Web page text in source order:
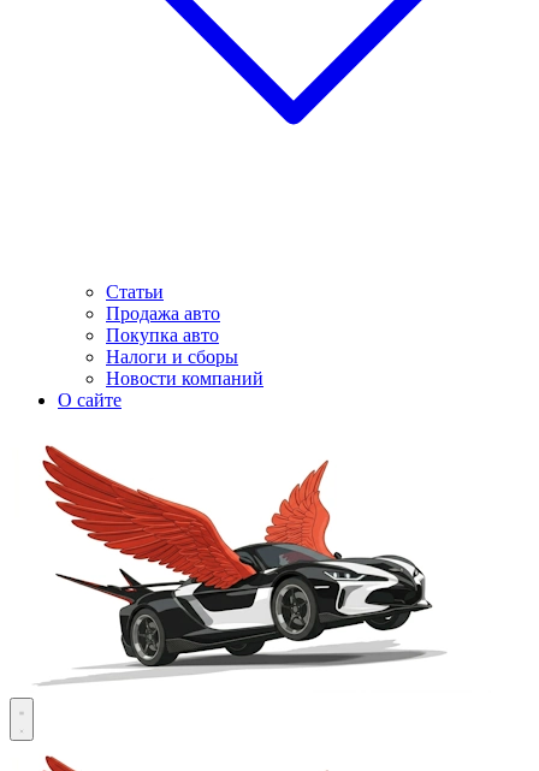
Статьи
Продажа авто
Покупка авто
Налоги и сборы
Новости компаний
О сайте